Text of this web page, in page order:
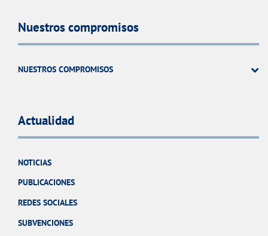
Nuestros compromisos
NUESTROS COMPROMISOS
Actualidad
NOTICIAS
PUBLICACIONES
REDES SOCIALES
SUBVENCIONES